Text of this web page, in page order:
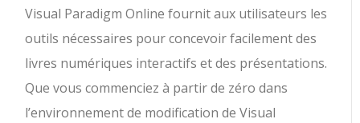
Visual Paradigm Online fournit aux utilisateurs les
outils nécessaires pour concevoir facilement des
livres numériques interactifs et des présentations.
Que vous commenciez à partir de zéro dans
l’environnement de modification de Visual